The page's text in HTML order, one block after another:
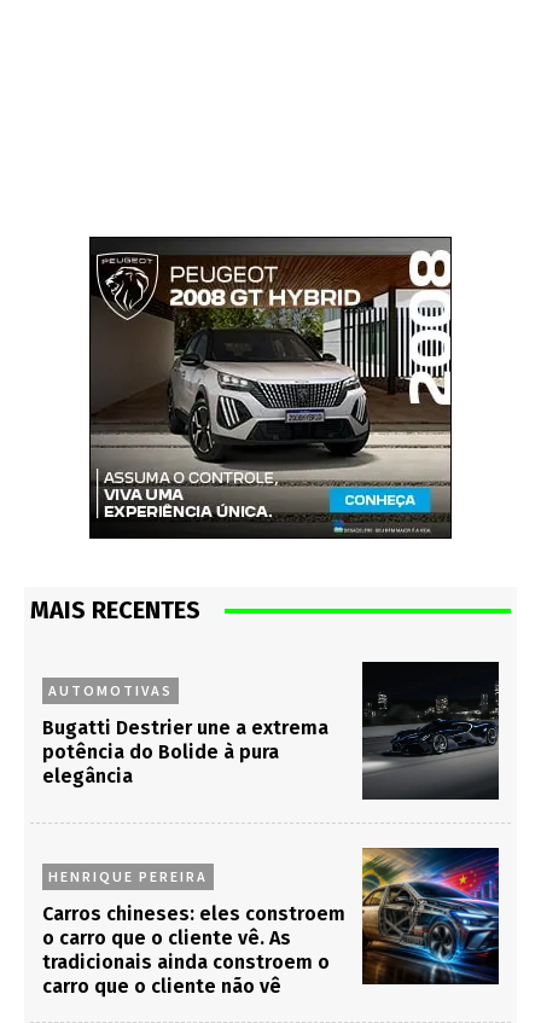
MAIS RECENTES
AUTOMOTIVAS
Bugatti Destrier une a extrema
potência do Bolide à pura
elegância
HENRIQUE PEREIRA
Carros chineses: eles constroem
o carro que o cliente vê. As
tradicionais ainda constroem o
carro que o cliente não vê